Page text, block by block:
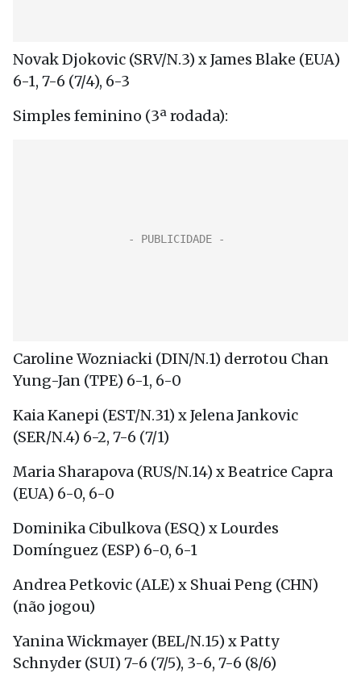
Novak Djokovic (SRV/N.3) x James Blake (EUA)
6-1, 7-6 (7/4), 6-3
Simples feminino (3ª rodada):
Caroline Wozniacki (DIN/N.1) derrotou Chan
Yung-Jan (TPE) 6-1, 6-0
Kaia Kanepi (EST/N.31) x Jelena Jankovic
(SER/N.4) 6-2, 7-6 (7/1)
Maria Sharapova (RUS/N.14) x Beatrice Capra
(EUA) 6-0, 6-0
Dominika Cibulkova (ESQ) x Lourdes
Domínguez (ESP) 6-0, 6-1
Andrea Petkovic (ALE) x Shuai Peng (CHN)
(não jogou)
Yanina Wickmayer (BEL/N.15) x Patty
Schnyder (SUI) 7-6 (7/5), 3-6, 7-6 (8/6)